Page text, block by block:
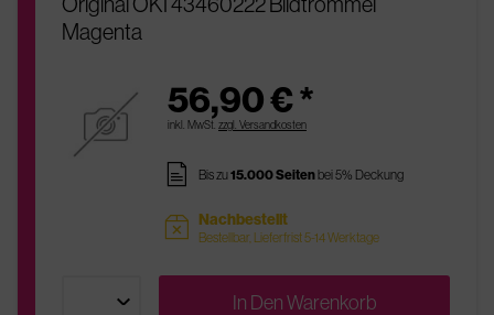
Magenta
56,90 € *
inkl. MwSt. zzgl. Versandkosten
pages Bis zu15.000 Seitenbei 5% Deckung
sold Nachbestellt
Bestellbar, Lieferfrist 5-14 Werktage
In DenWarenkorb